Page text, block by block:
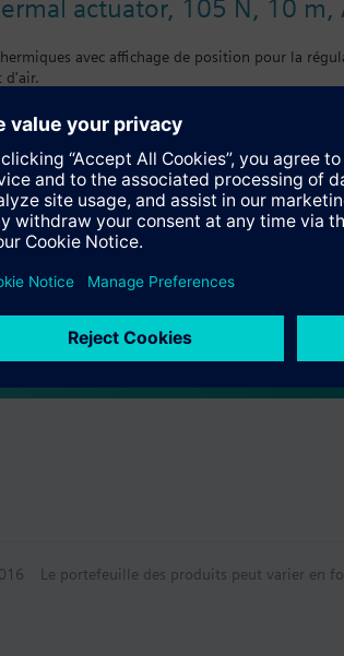
actuator, 105 N, 10 m,
avec affichage de position pour la
d'air.
: écrou-chapeau M30 x 1,5.
pour la protection contre le
technique
multiples
Le portefeuille des produits peut varier en